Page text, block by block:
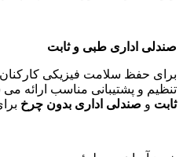
صندلی اداری طبی و ثابت
برای حفظ سلامت فیزیکی
تنظیم و پشتیبانی مناسب ارائه
ثابت و صندلی اداری بدون چرخ